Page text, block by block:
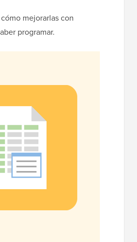
mejorarlas con
programar.